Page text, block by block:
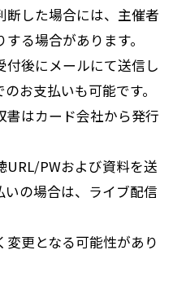
した場合には、主催者
る場合があります。
後にメールにて送信し
お支払いも可能です。
はカード会社から発行
PWおよび資料を送
の場合は、ライブ配信
更となる可能性があり